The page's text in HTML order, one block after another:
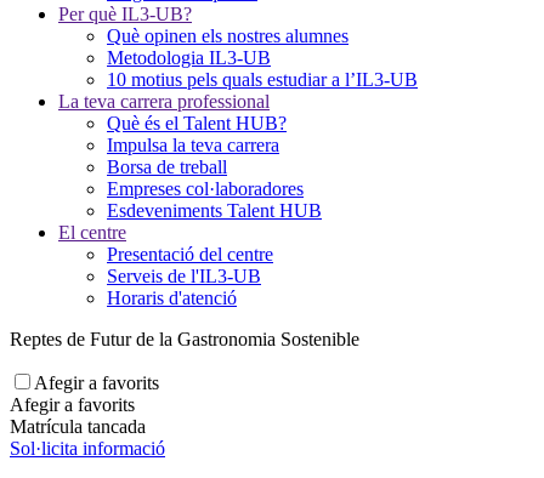
Per què IL3-UB?
Què opinen els nostres alumnes
Metodologia IL3-UB
10 motius pels quals estudiar a l’IL3-UB
La teva carrera professional
Què és el Talent HUB?
Impulsa la teva carrera
Borsa de treball
Empreses col·laboradores
Esdeveniments Talent HUB
El centre
Presentació del centre
Serveis de l'IL3-UB
Horaris d'atenció
Reptes de Futur de la Gastronomia Sostenible
Afegir a favorits
Afegir a favorits
Matrícula tancada
Sol·licita informació